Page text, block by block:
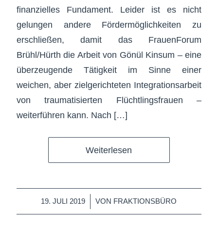
finanzielles Fundament. Leider ist es nicht
gelungen andere Fördermöglichkeiten zu
erschließen, damit das FrauenForum
Brühl/Hürth die Arbeit von Gönül Kinsum – eine
überzeugende Tätigkeit im Sinne einer
weichen, aber zielgerichteten Integrationsarbeit
von traumatisierten Flüchtlingsfrauen –
weiterführen kann. Nach […]
Weiterlesen
19. JULI 2019
/ VON FRAKTIONSBÜRO